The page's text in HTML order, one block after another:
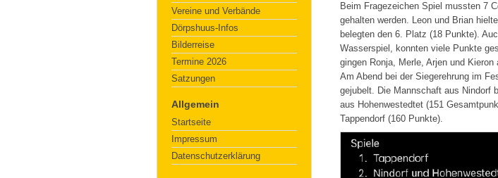
Vereine und Verbände
Dörpshuus-Infos
Bilderreise
Termine 2026
Satzungen
Allgemein
Startseite
Impressum
Datenschutzerklärung
Beim Fragezeichen Spiel mussten 7
gehalten werden. Leon und Brian
belegten den 6. Platz (18 Punkte).
Wasserspiel, konnten viele Punkte
gingen Ronja, Merle, Arjen und Kieron
Am Abend bei der Siegerehrung im
gejubelt. Die Mannschaft aus Nindorf
aus Hohenwestedtet (151
Tappendorf (160 Punkte).